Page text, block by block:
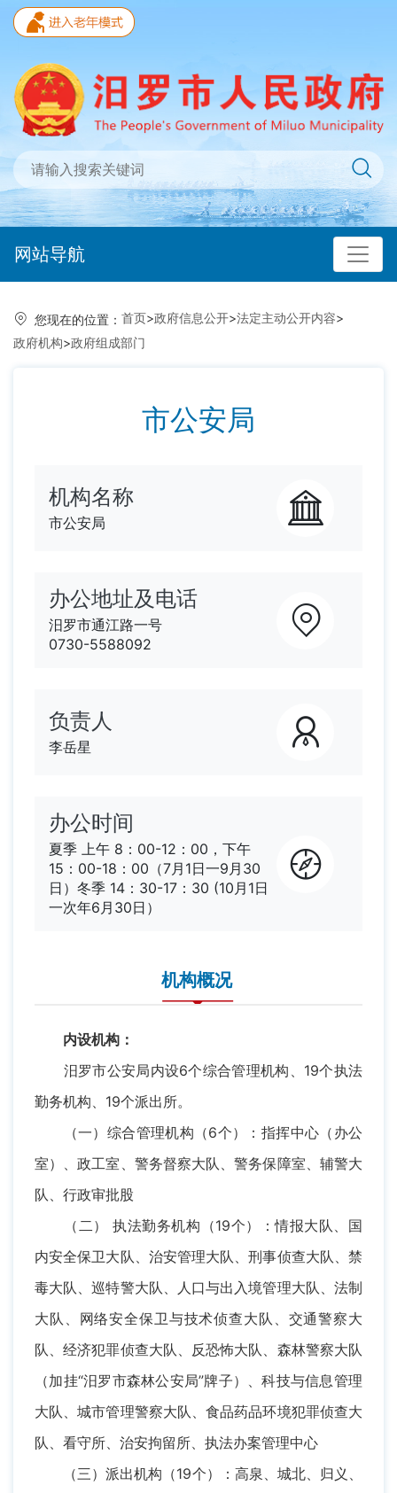
网站导航
您现在的位置： 首页>政府信息公开>法定主动公开内容>
政府机构>政府组成部门
市公安局
机构名称
市公安局
办公地址及电话
汨罗市通江路一号
0730-5588092
负责人
李岳星
办公时间
夏季 上午 8：00-12：00，下午
15：00-18：00（7月1日一9月30
日）冬季 14：30-17：30 (10月1日
一次年6月30日）
机构概况
内设机构：
汨罗市公安局内设6个综合管理机构、19个执法
勤务机构、19个派出所。
（一）综合管理机构（6个）：指挥中心（办公
室）、政工室、警务督察大队、警务保障室、辅警大
队、行政审批股
（二） 执法勤务机构（19个）：情报大队、国
内安全保卫大队、治安管理大队、刑事侦查大队、禁
毒大队、巡特警大队、人口与出入境管理大队、法制
大队、网络安全保卫与技术侦查大队、交通警察大
队、经济犯罪侦查大队、反恐怖大队、森林警察大队
（加挂“汨罗市森林公安局”牌子）、科技与信息管理
大队、城市管理警察大队、食品药品环境犯罪侦查大
队、看守所、治安拘留所、执法办案管理中心
（三）派出机构（19个）：高泉、城北、归义、